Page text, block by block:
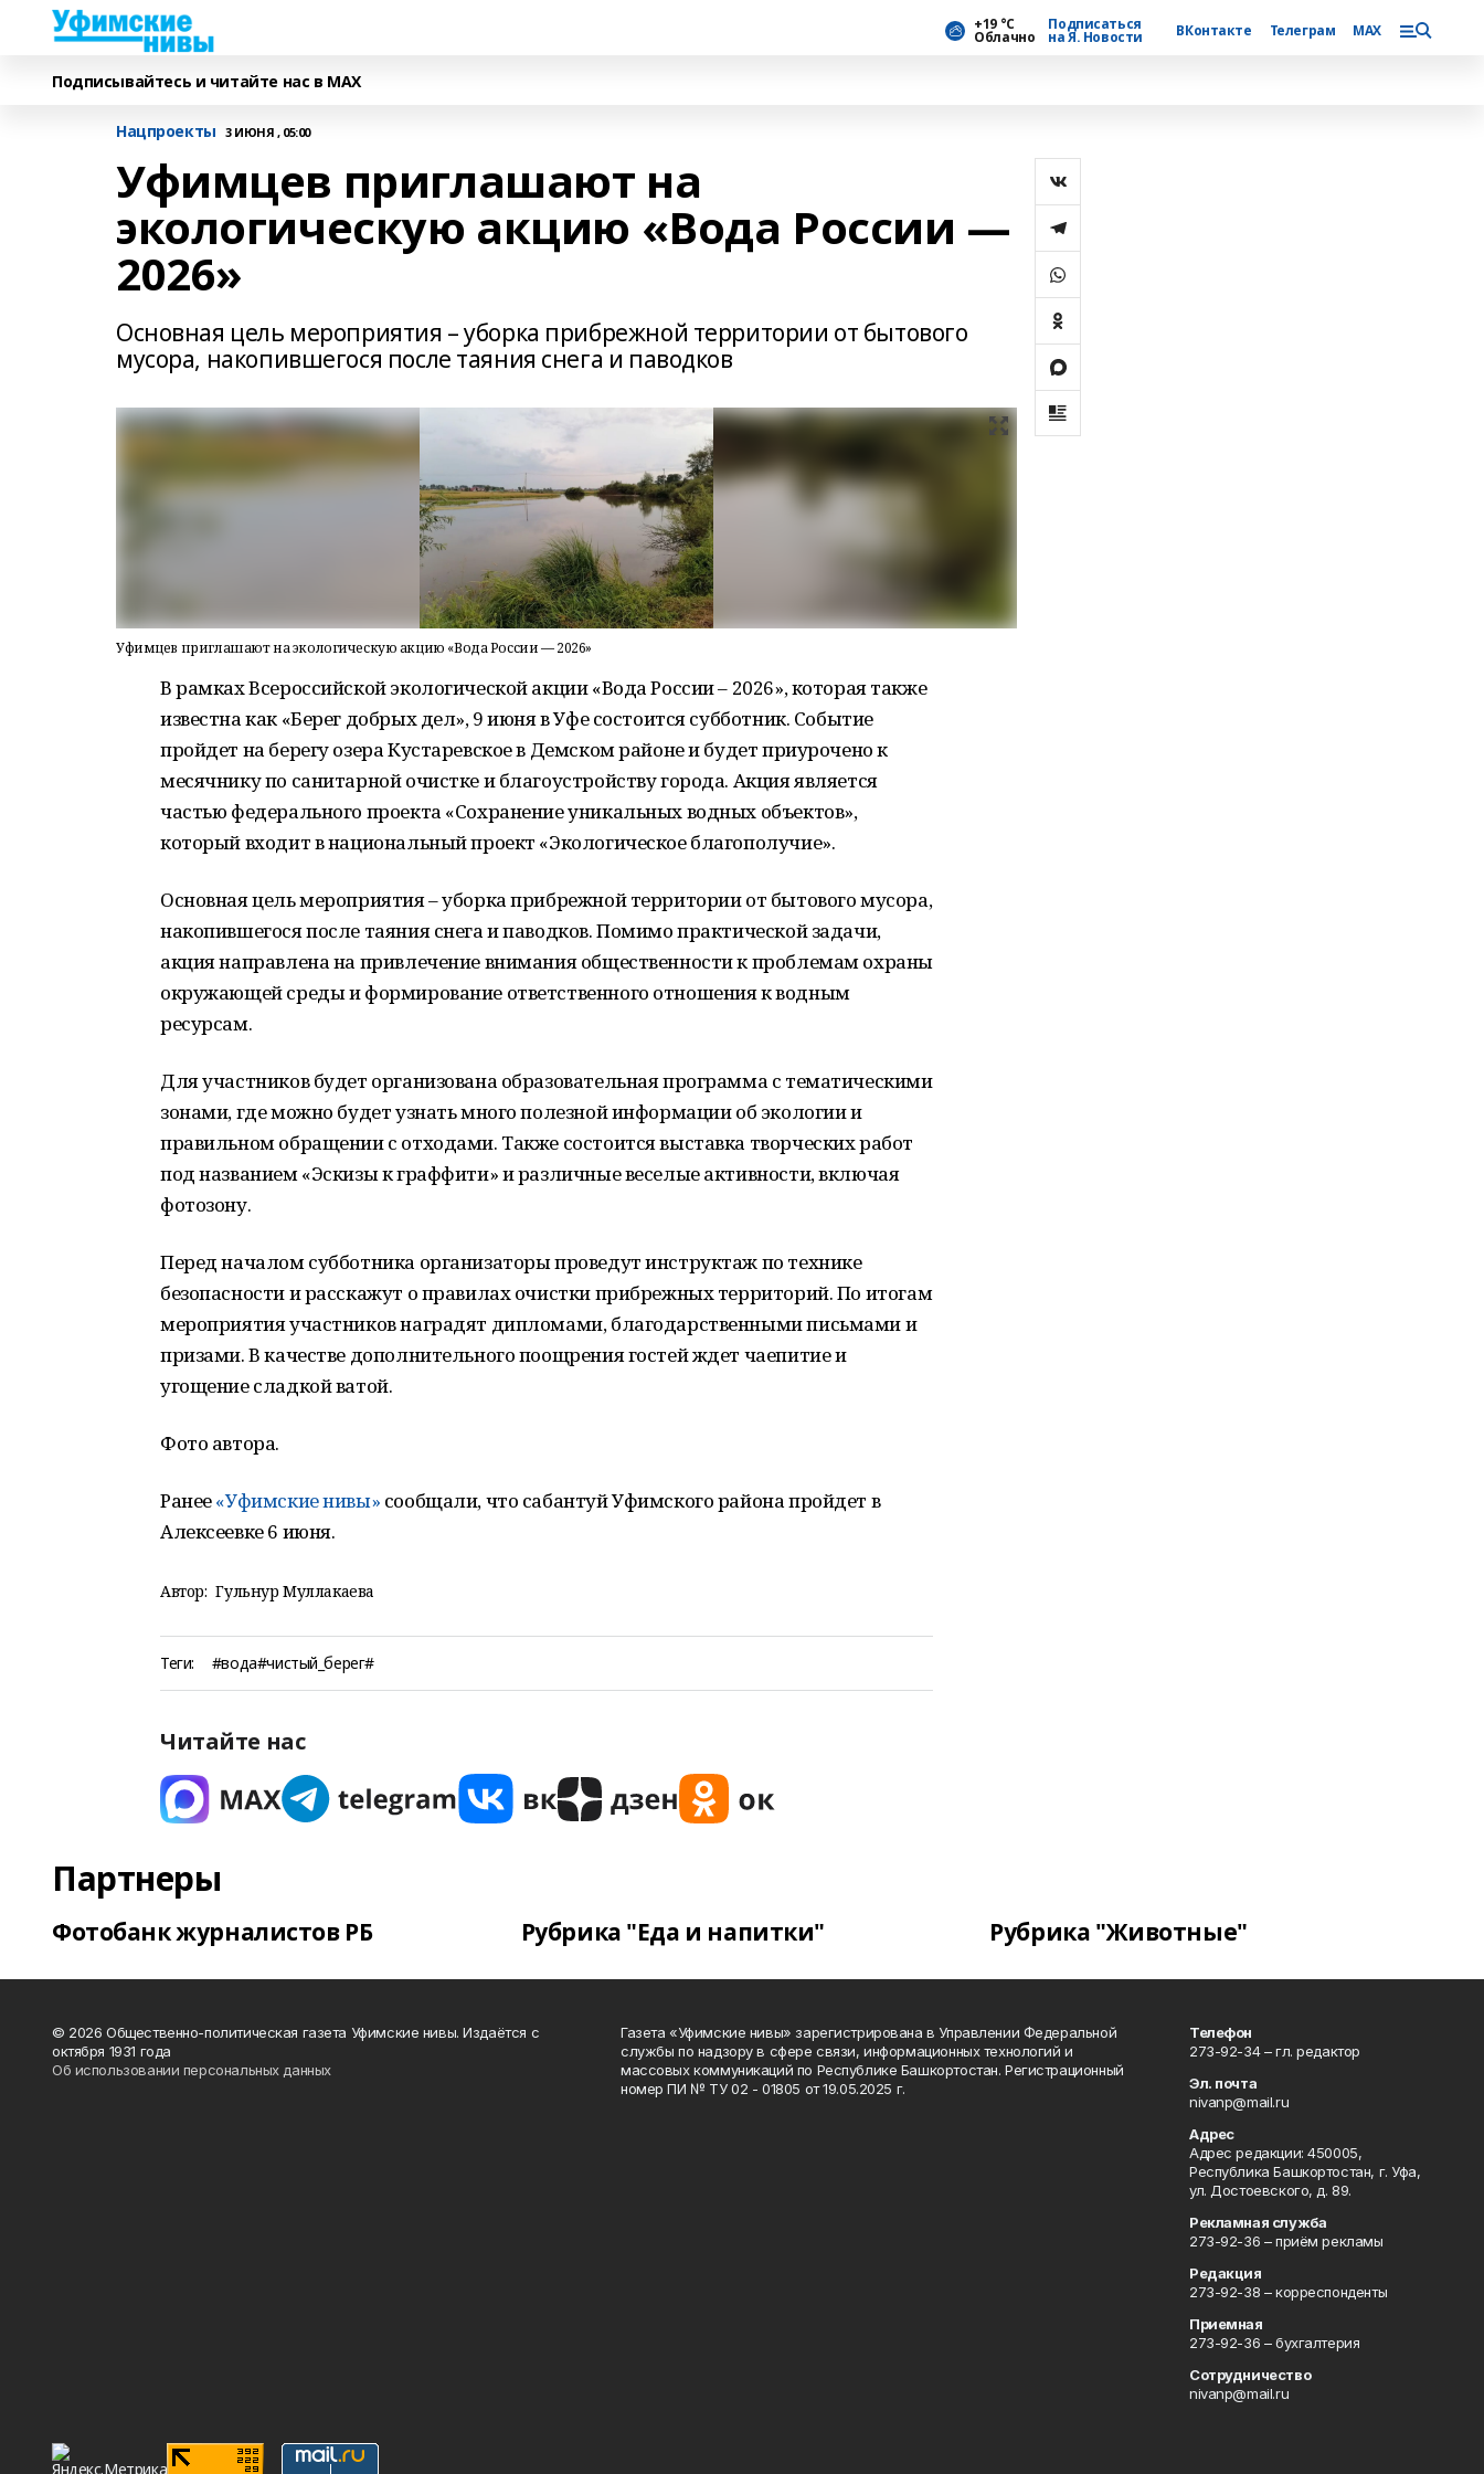
+19 °С
Облачно
Подписаться
на Я. Новости ВКонтакте Телеграм MAX
Подписывайтесь и читайте нас в MAX
Нацпроекты 3 ИЮНЯ , 05:00
Уфимцев приглашают на
экологическую акцию «Вода России —
2026»
Основная цель мероприятия – уборка прибрежной территории от бытового
мусора, накопившегося после таяния снега и паводков
Уфимцев приглашают на экологическую акцию «Вода России — 2026»
В рамках Всероссийской экологической акции «Вода России – 2026», которая также
известна как «Берег добрых дел», 9 июня в Уфе состоится субботник. Событие
пройдет на берегу озера Кустаревское в Демском районе и будет приурочено к
месячнику по санитарной очистке и благоустройству города. Акция является
частью федерального проекта «Сохранение уникальных водных объектов»,
который входит в национальный проект «Экологическое благополучие».
Основная цель мероприятия – уборка прибрежной территории от бытового мусора,
накопившегося после таяния снега и паводков. Помимо практической задачи,
акция направлена на привлечение внимания общественности к проблемам охраны
окружающей среды и формирование ответственного отношения к водным
ресурсам.
Для участников будет организована образовательная программа с тематическими
зонами, где можно будет узнать много полезной информации об экологии и
правильном обращении с отходами. Также состоится выставка творческих работ
под названием «Эскизы к граффити» и различные веселые активности, включая
фотозону.
Перед началом субботника организаторы проведут инструктаж по технике
безопасности и расскажут о правилах очистки прибрежных территорий. По итогам
мероприятия участников наградят дипломами, благодарственными письмами и
призами. В качестве дополнительного поощрения гостей ждет чаепитие и
угощение сладкой ватой.
Фото автора.
Ранее«Уфимские нивы» сообщали, что сабантуй Уфимского района пройдет в
Алексеевке 6 июня.
Автор: Гульнур Муллакаева
Теги: #вода#чистый_берег#
Читайте нас
Партнеры
Фотобанк журналистов РБ Рубрика "Еда и напитки" Рубрика "Животные"
© 2026 Общественно-политическая газета Уфимские нивы. Издаётся с
октября 1931 года
Об использовании персональных данных
Газета «Уфимские нивы» зарегистрирована в Управлении Федеральной
службы по надзору в сфере связи, информационных технологий и
массовых коммуникаций по Республике Башкортостан. Регистрационный
номер ПИ № ТУ 02 - 01805 от 19.05.2025 г.
Телефон
273-92-34 – гл. редактор
Эл. почта
nivanp@mail.ru
Адрес
Адрес редакции: 450005,
Республика Башкортостан, г. Уфа,
ул. Достоевского, д. 89.
Рекламная служба
273-92-36 – приём рекламы
Редакция
273-92-38 – корреспонденты
Приемная
273-92-36 – бухгалтерия
Сотрудничество
nivanp@mail.ru